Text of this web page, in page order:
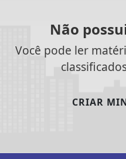
Não
Você pode ler
CRIAR